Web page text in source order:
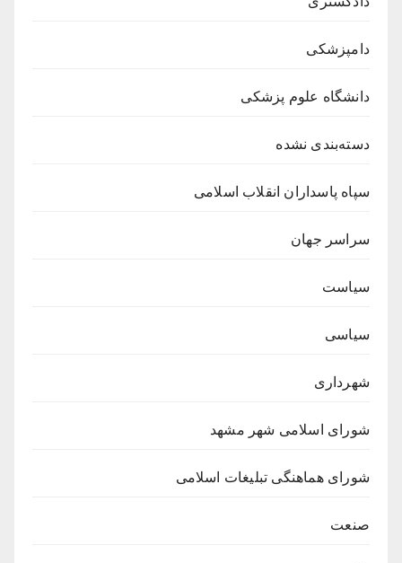
دامپزشکی
دانشگاه علوم پزشکی
دسته‌بندی نشده
سپاه پاسداران انقلاب اسلامی
سراسر جهان
سیاست
سیاسی
شهرداری
شورای اسلامی شهر مشهد
شورای هماهنگی تبلیغات اسلامی
صنعت